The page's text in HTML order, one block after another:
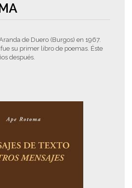
de Duero (Burgos) en 1967.
fue su primer libro de poemas. Éste
después.